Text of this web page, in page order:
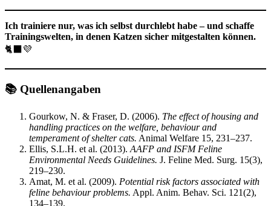
Ich trainiere nur, was ich selbst durchlebt habe – und schaffe
Trainingswelten, in denen Katzen sicher mitgestalten können.
🐈‍⬛💜
📚 Quellenangaben
Gourkow, N. & Fraser, D. (2006). The effect of housing and
handling practices on the welfare, behaviour and
temperament of shelter cats. Animal Welfare 15, 231–237.
Ellis, S.L.H. et al. (2013). AAFP and ISFM Feline
Environmental Needs Guidelines. J. Feline Med. Surg. 15(3),
219–230.
Amat, M. et al. (2009). Potential risk factors associated with
feline behaviour problems. Appl. Anim. Behav. Sci. 121(2),
134–139.